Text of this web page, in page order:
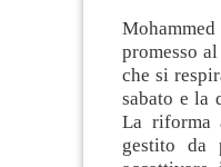
promesso
che si
sabato e la
La riforma
gestito da